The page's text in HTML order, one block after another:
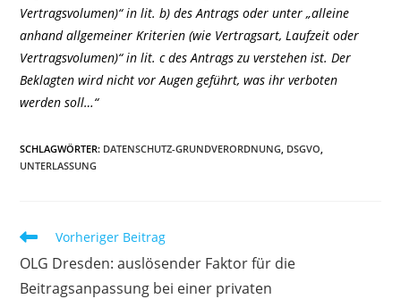
Vertragsvolumen)“ in lit. b) des Antrags oder unter „alleine
anhand allgemeiner Kriterien (wie Vertragsart, Laufzeit oder
Vertragsvolumen)“ in lit. c des Antrags zu verstehen ist. Der
Beklagten wird nicht vor Augen geführt, was ihr verboten
werden soll…“
SCHLAGWÖRTER: DATENSCHUTZ-GRUNDVERORDNUNG DSGVO
UNTERLASSUNG
Weitere
ansehen
Vorheriger Beitrag
OLG Dresden: auslösender Faktor für die
Beitragsanpassung bei einer privaten